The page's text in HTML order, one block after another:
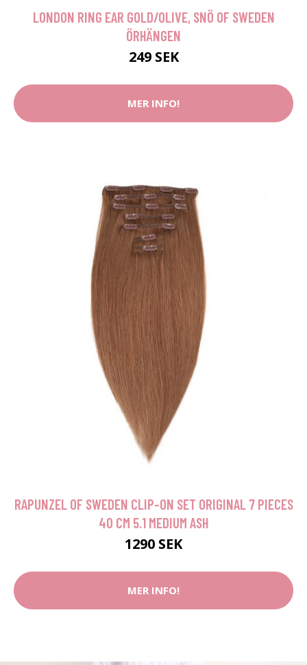
LONDON RING EAR GOLD/OLIVE, SNÖ OF SWEDEN
ÖRHÄNGEN
249 SEK
MER INFO!
RAPUNZEL OF SWEDEN CLIP-ON SET ORIGINAL 7 PIECES
40 CM 5.1 MEDIUM ASH
1290 SEK
MER INFO!